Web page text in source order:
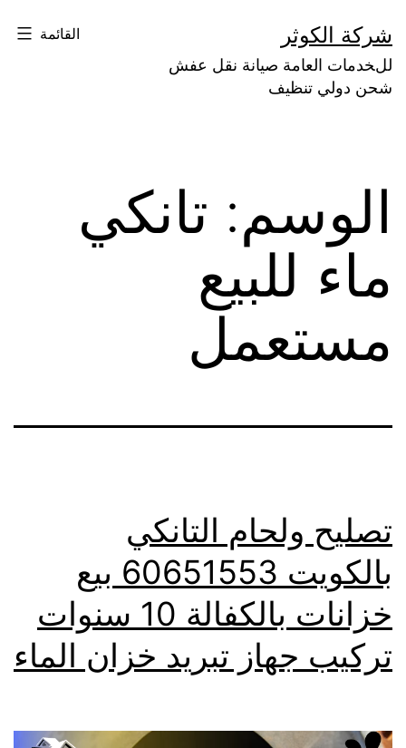
إلى
المحتوى
شركة الكوثر
للخدمات العامة صيانة نقل عفش
شحن دولي تنظيف
القائمة
الوسم: تانكي
ماء للبيع
مستعمل
تصليح ولحام التانكي
بالكويت 60651553 بيع
خزانات بالكفالة 10 سنوات
تركيب جهاز تبريد خزان الماء